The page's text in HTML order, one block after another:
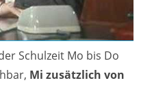
Schulzeit Mo bis Do
Mi zusätzlich von